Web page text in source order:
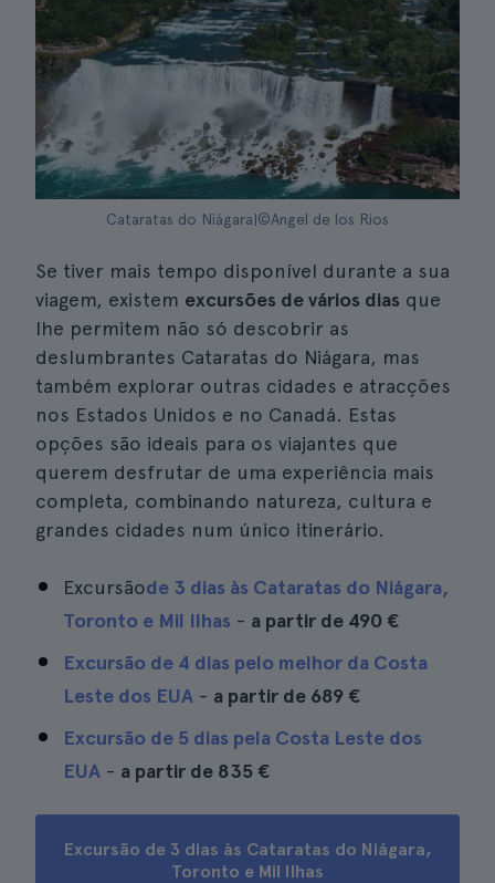
Cataratas do Niágara|©Angel de los Rios
Se tiver mais tempo disponível durante a sua
viagem, existem excursões de vários dias que
lhe permitem não só descobrir as
deslumbrantes Cataratas do Niágara, mas
também explorar outras cidades e atracções
nos Estados Unidos e no Canadá. Estas
opções são ideais para os viajantes que
querem desfrutar de uma experiência mais
completa, combinando natureza, cultura e
grandes cidades num único itinerário.
Excursãode 3 dias às Cataratas do Niágara,
Toronto e Mil Ilhas - a partir de 490 €
Excursão de 4 dias pelo melhor da Costa
Leste dos EUA - a partir de 689 €
Excursão de 5 dias pela Costa Leste dos
EUA - a partir de 835 €
Excursão de 3 dias às Cataratas do Niágara,
Toronto e Mil Ilhas